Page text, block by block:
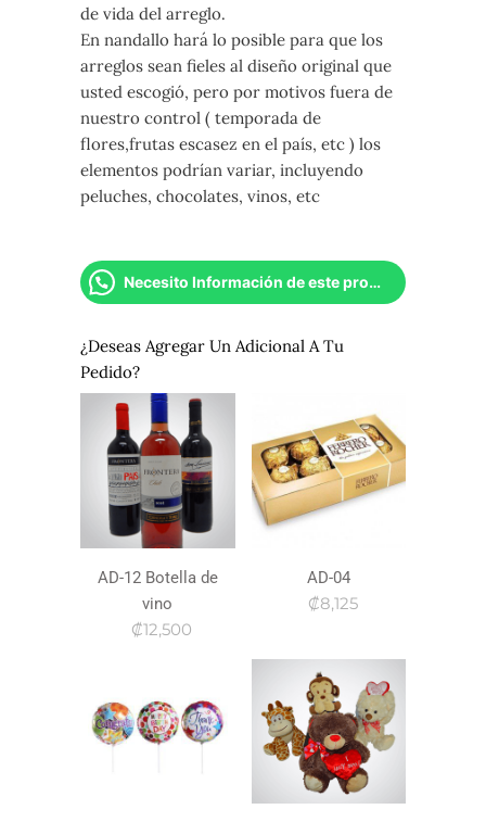
de vida del arreglo.
En nandallo hará lo posible para que los
arreglos sean fieles al diseño original que
usted escogió, pero por motivos fuera de
nuestro control ( temporada de
flores,frutas escasez en el país, etc ) los
elementos podrían variar, incluyendo
peluches, chocolates, vinos, etc
Necesito Información de este producto
¿Deseas Agregar Un Adicional A Tu
Pedido?
AD-12 Botella de
vino
₡12,500
AD-04
₡8,125